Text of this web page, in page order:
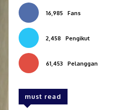
16,985 Fans
2,458 Pengikut
61,453 Pelanggan
must read